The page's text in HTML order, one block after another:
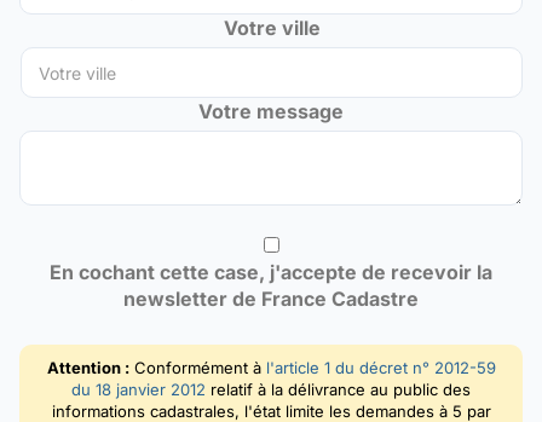
Votre ville
Votre message
En cochant cette case, j'accepte de recevoir la
newsletter de France Cadastre
Attention :Conformément à l'article 1 du décret n° 2012-59
du 18 janvier 2012 relatif à la délivrance au public des
informations cadastrales, l'état limite les demandes à 5 par